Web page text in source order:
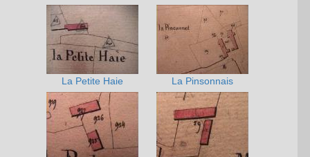
La Petite Haie La Pinsonnais